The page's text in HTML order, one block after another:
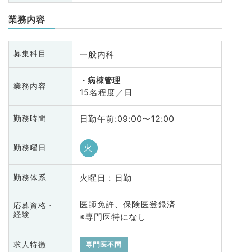
業務内容
募集科目 一般内科
業務内容
病棟管理
15名程度／日
勤務時間 日勤午前:09:00〜12:00
勤務曜日 火
勤務体系 火曜日 : 日勤
応募資格・
経験
医師免許、保険医登録済
※専門医特になし
求人特徴 専門医不問